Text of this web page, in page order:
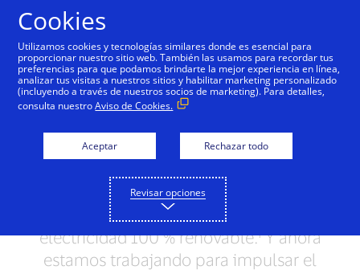
Damos el ejemplo Personas + Posibilidades
Juntos, podemos hacer
más por nuestro planeta
Hemos logrado la neutralidad de carbono
en nuestras operaciones y la transición a
electricidad 100 % renovable.¹ Y ahora
estamos trabajando para impulsar el
Cookies
Utilizamos cookies y tecnologías similares donde es esencial para
proporcionar nuestro sitio web. También las usamos para recordar tus
preferencias para que podamos brindarte la mejor experiencia en línea,
analizar tus visitas a nuestros sitios y habilitar marketing personalizado
(incluyendo a través de nuestros socios de marketing). Para detalles,
consulta nuestroAviso de Cookies.
Aceptar Rechazar todo
Revisar opciones